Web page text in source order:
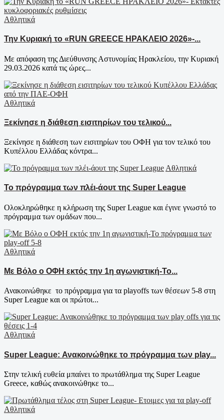
Αθλητικά
Την Κυριακή το «RUN GREECE ΗΡΑΚΛΕΙΟ 2026»-...
Mε απόφαση της Διεύθυνσης Αστυνομίας Ηρακλείου, την Κυριακή
29.03.2026 κατά τις ώρες...
Αθλητικά
Ξεκίνησε η διάθεση εισιτηρίων του τελικού...
Ξεκίνησε η διάθεση των εισιτηρίων του ΟΦΗ για τον τελικό του
Κυπέλλου Ελλάδας κόντρα...
Αθλητικά
Το πρόγραμμα των πλέι-άουτ της Super League
Ολοκληρώθηκε η κλήρωση της Super League και έγινε γνωστό το
πρόγραμμα των ομάδων που...
Αθλητικά
Με Βόλο ο ΟΦΗ εκτός την 1η αγωνιστική-Το...
Ανακοινώθηκε το πρόγραμμα για τα playoffs των θέσεων 5-8 στη
Super League και οι πρώτοι...
Αθλητικά
Super League: Ανακοινώθηκε το πρόγραμμα των play...
Στην τελική ευθεία μπαίνει το πρωτάθλημα της Super League
Greece, καθώς ανακοινώθηκε το...
Αθλητικά